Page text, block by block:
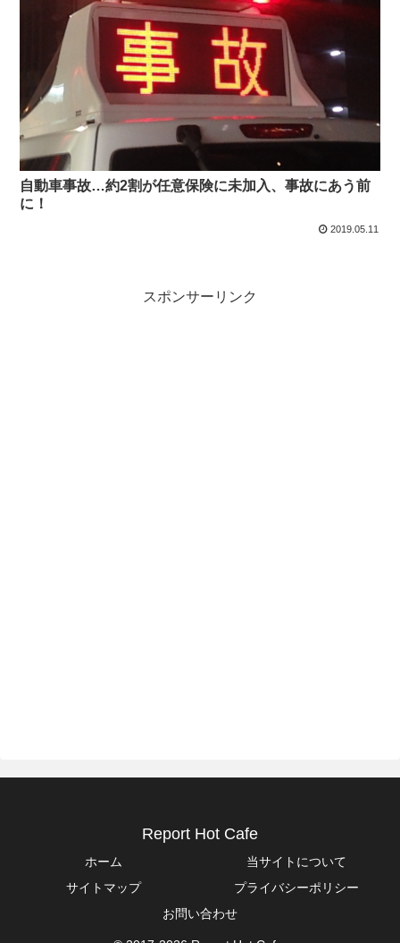
自動車事故…約2割が任意保険に未加入、事故にあう前
に！
2019.05.11
スポンサーリンク
Report Hot Cafe
ホーム
当サイトについて
サイトマップ
プライバシーポリシー
お問い合わせ